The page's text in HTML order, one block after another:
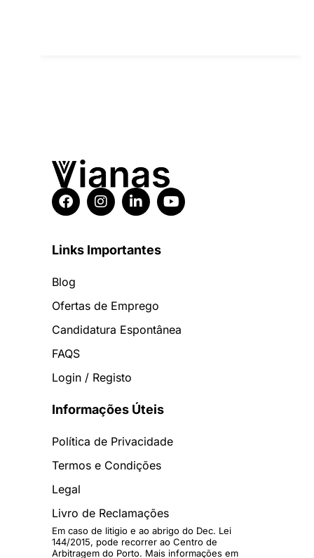
Links Importantes
Blog
Ofertas de Emprego
Candidatura Espontânea
FAQS
Login / Registo
Informações Úteis
Política de Privacidade
Termos e Condições
Legal
Livro de Reclamações
Em caso de litigio e ao abrigo do Dec. Lei
144/2015, pode recorrer ao Centro de
Arbitragem do Porto. Mais informações em